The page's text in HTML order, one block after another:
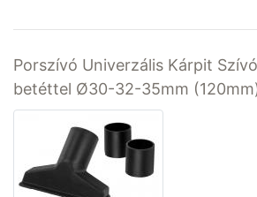
Porszívó Univerzális Kárpit
betéttel Ø30-32-35mm